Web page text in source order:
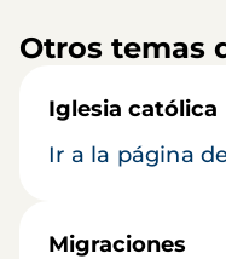
Otros temas
Iglesia católica
Ir a la página
Migraciones